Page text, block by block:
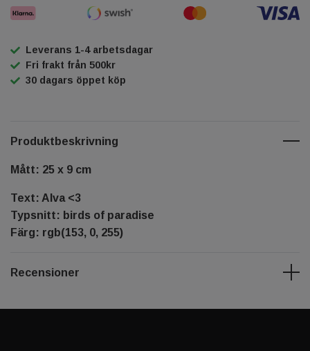
Leverans 1-4 arbetsdagar
Fri frakt från 500kr
30 dagars öppet köp
Produktbeskrivning
Mått: 25 x 9 cm
Text: Alva <3
Typsnitt: birds of paradise
Färg: rgb(153, 0, 255)
Recensioner